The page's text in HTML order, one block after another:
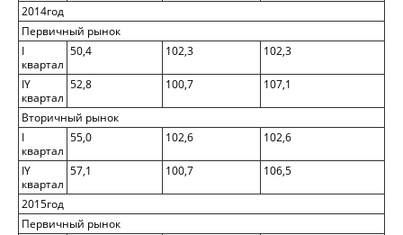
2014год
Первичный рынок
I
квартал
50,4 102,3 102,3
IY
квартал
52,8 100,7 107,1
Вторичный рынок
I
квартал
55,0 102,6 102,6
IY
квартал
57,1 100,7 106,5
2015год
Первичный рынок